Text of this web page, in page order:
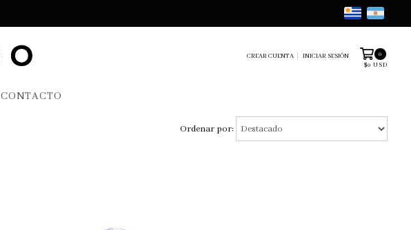
CREAR CUENTA INICIAR SESIÓN
0
$0 USD
CONTACTO
Ordenar por: